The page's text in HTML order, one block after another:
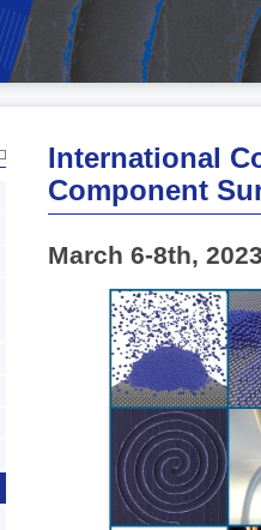
International
Component
March 6-8th,